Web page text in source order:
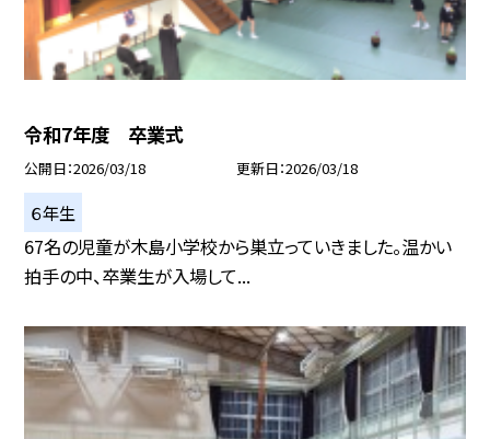
令和7年度 卒業式
公開日 2026/03/18 更新日 2026/03/18
６年生
67名の児童が木島小学校から巣立っていきました。温かい
拍手の中、卒業生が入場して...